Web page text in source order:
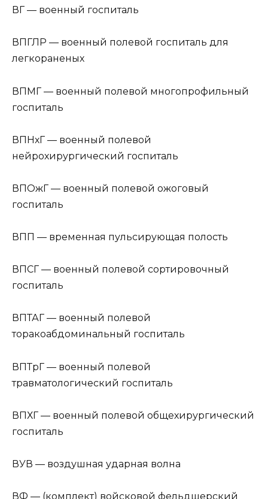
ВГ — военный госпиталь
ВПГЛР — военный полевой госпиталь для
легкораненых
ВПМГ — военный полевой многопрофильный
госпиталь
ВПНхГ — военный полевой
нейрохирургический госпиталь
ВПОжГ — военный полевой ожоговый
госпиталь
ВПП — временная пульсирующая полость
ВПСГ — военный полевой сортировочный
госпиталь
ВПТАГ — военный полевой
торакоабдоминальный госпиталь
ВПТрГ — военный полевой
травматологический госпиталь
ВПХГ — военный полевой общехирургический
госпиталь
ВУВ — воздушная ударная волна
ВФ — (комплект) войсковой фельдшерский